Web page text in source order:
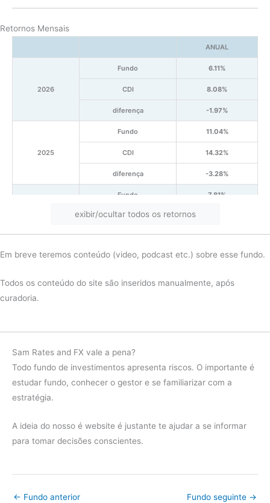
Retornos Mensais
ANUAL
2026
Fundo 6.11%
CDI 8.08%
diferença -1.97%
2025
Fundo 11.04%
CDI 14.32%
diferença -3.28%
Fundo 7.81%
CDI
diferença -3.07%
2023
Fundo 10.27%
CDI 13.04%
diferença -1.00%
Fundo 2.28%
diferença -2.14%
exibir/ocultar todos os retornos
Em breve teremos conteúdo (video, podcast etc.) sobre esse fundo.
Todos os conteúdo do site são inseridos manualmente, após
curadoria.
Sam Rates and FX vale a pena?
Todo fundo de investimentos apresenta riscos. O importante é
estudar fundo, conhecer o gestor e se familiarizar com a
estratégia.
A ideia do nosso é website é justante te ajudar a se informar
para tomar decisões conscientes.
← Fundo anterior Fundo seguinte →